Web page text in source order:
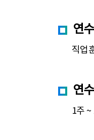
연
직업
연
1주 ~